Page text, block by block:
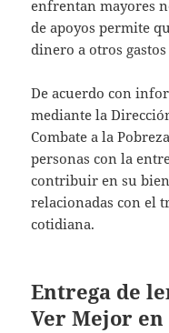
enfrentan mayores
de apoyos permite
dinero a otros
De acuerdo con
mediante la
Combate a la
personas con la
contribuir en su
relacionadas con el
cotidiana.
Entrega de
Ver Mejor en